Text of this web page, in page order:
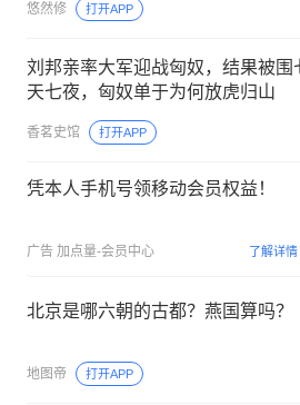
悠然修 打开APP
刘邦亲率大军迎战匈奴，结果被围
天七夜，匈奴单于为何放虎归山
香茗史馆 打开APP
凭本人手机号领移动会员权益！
广告 加点量-会员中心 了解详情
北京是哪六朝的古都？燕国算吗？
地图帝 打开APP